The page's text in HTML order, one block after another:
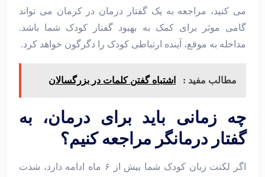
می ‌کنید، مراجعه به یک گفتار درمان در کرمان می ‌تواند
گامی موثر برای کمک به بهبود گفتار کودک شما باشد.
مداخله به‌ موقع، آینده ارتباطی کودک را دگرگون خواهد کرد.
مطالب مفید : اشتباه گفتن کلمات در بزرگسالان
چه زمانی باید برای درمان، به
گفتار درمانگر مراجعه کنیم؟
اگر لکنت زبان کودک شما بیش از ۶ ماه ادامه دارد، شدت